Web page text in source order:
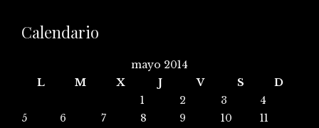
Calendario
mayo 2014
L
M X J V S
D
1
2 3
4
5
6 7 8 9 10
11